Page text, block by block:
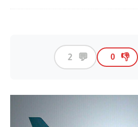
👎
0
💬
2